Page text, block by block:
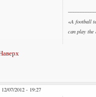
«A football
can play the
07/2012 - 19:27